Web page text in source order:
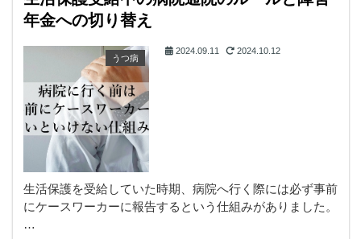
年金への切り替え
うつ病
2024.09.11 2024.10.12
生活保護を受給していた時期、病院へ行く際には必ず事前
にケースワーカーに報告するという仕組みがありました。
…